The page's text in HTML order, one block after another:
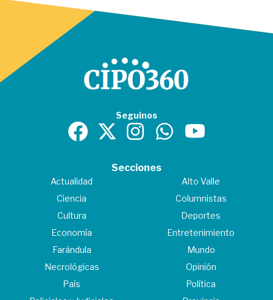
Seguinos
Secciones
Actualidad
Alto Valle
Ciencia
Columnistas
Cultura
Deportes
Economía
Entretenimiento
Farándula
Mundo
Necrológicas
Opinión
País
Política